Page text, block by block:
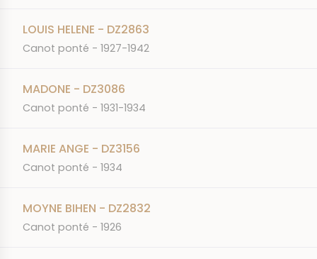
LOUIS HELENE - DZ2863
Canot ponté - 1927-1942
MADONE - DZ3086
Canot ponté - 1931-1934
MARIE ANGE - DZ3156
Canot ponté - 1934
MOYNE BIHEN - DZ2832
Canot ponté - 1926